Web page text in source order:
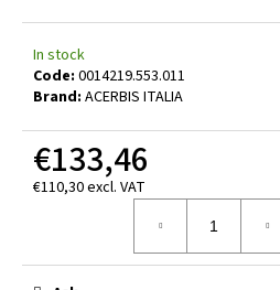
In stock
Code: 0014219.553.011
Brand: ACERBIS ITALIA
€133,46
€110,30 excl. VAT
o
?
SEARCH